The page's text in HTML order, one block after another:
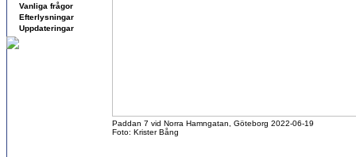
Vanliga frågor
Efterlysningar
Uppdateringar
Paddan 7 vid Norra Hamngatan, Göteborg 2022-06-19
Foto: Krister Bång